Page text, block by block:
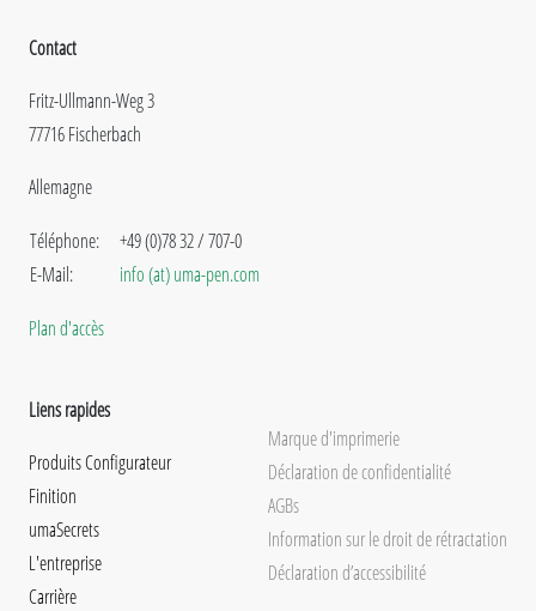
Contact
Fritz-Ullmann-Weg 3
77716 Fischerbach
Allemagne
Téléphone:
E-Mail:
+49 (0)78 32 / 707-0
info (at) uma-pen.com
Plan d'accès
Liens rapides
Produits Configurateur
Finition
umaSecrets
L'entreprise
Carrière
Marque d'imprimerie
Déclaration de confidentialité
AGBs
Information sur le droit de rétractation
Déclaration d’accessibilité